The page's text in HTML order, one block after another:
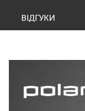
ВІДГУКИ